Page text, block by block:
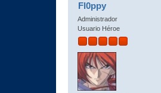
Fl0ppy
Administrador
Usuario Héroe